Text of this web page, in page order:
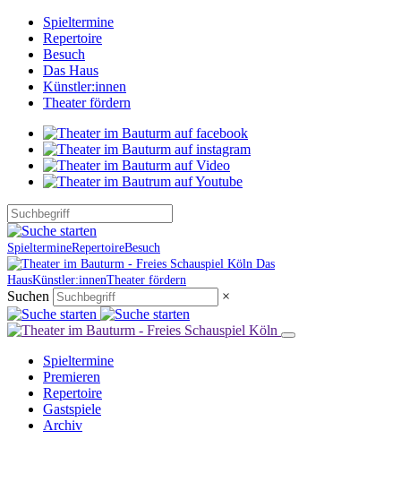
Spieltermine
Repertoire
Besuch
Das Haus
Künstler:innen
Theater fördern
SpieltermineRepertoireBesuch
Das
HausKünstler:innenTheater fördern
Suchen ×
Spieltermine
Premieren
Repertoire
Gastspiele
Archiv